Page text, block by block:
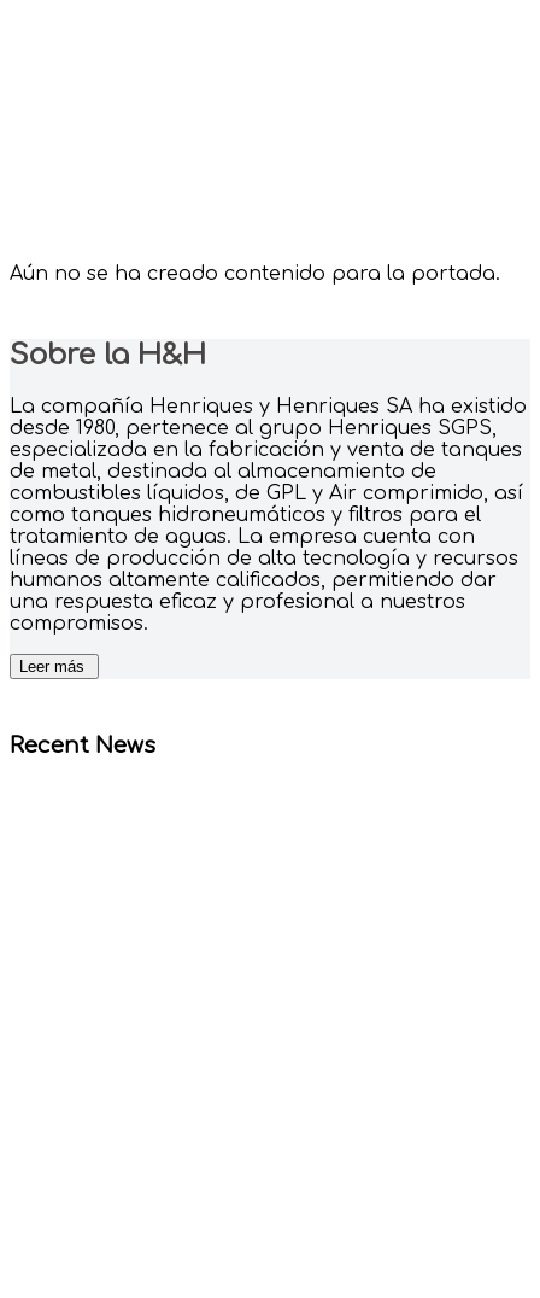
Aún no se ha creado contenido para la portada.
Sobre la H&H
La compañía Henriques y Henriques SA ha existido
desde 1980, pertenece al grupo Henriques SGPS,
especializada en la fabricación y venta de tanques
de metal, destinada al almacenamiento de
combustibles líquidos, de GPL y Air comprimido, así
como tanques hidroneumáticos y filtros para el
tratamiento de aguas. La empresa cuenta con
líneas de producción de alta tecnología y recursos
humanos altamente calificados, permitiendo dar
una respuesta eficaz y profesional a nuestros
compromisos.
Recent News